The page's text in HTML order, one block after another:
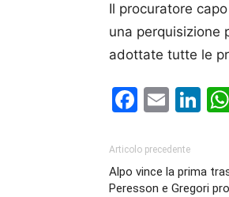
Il procuratore
una perquisizione
adottate tutte le
Articolo precedente
Alpo vince la prima
Peresson e Gregori